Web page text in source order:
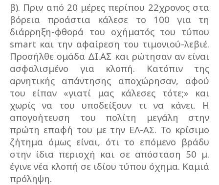
β). Πριν από 20 μέρες περίπου 22χρονος στα
βόρεια προάστια κάλεσε το 100 για τη
διάρρηξη-φθορά του οχήματός του τύπου
smart και την αφαίρεση του τιμονιού-λεβιέ.
Προσήλθε ομάδα ΔΙ.ΑΣ και ρώτησαν αν είναι
ασφαλισμένο για κλοπή. Κατόπιν της
αρνητικής απάντησης αποχώρησαν, αφού
του είπαν «γιατί μας κάλεσες τότε;» και
χωρίς να του υποδείξουν τι να κάνει. Η
απογοήτευση του πολίτη μεγάλη στην
πρώτη επαφή του με την ΕΛ-ΑΣ. Το κρίσιμο
ζήτημα όμως είναι, ότι το επόμενο βράδυ
στην ίδια περιοχή και σε απόσταση 50 μ.
έγινε νέα κλοπή σε ιδίου τύπου όχημα. Καμιά
πρόληψη.